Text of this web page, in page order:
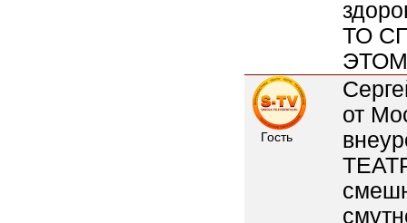
ТО
Гость
от